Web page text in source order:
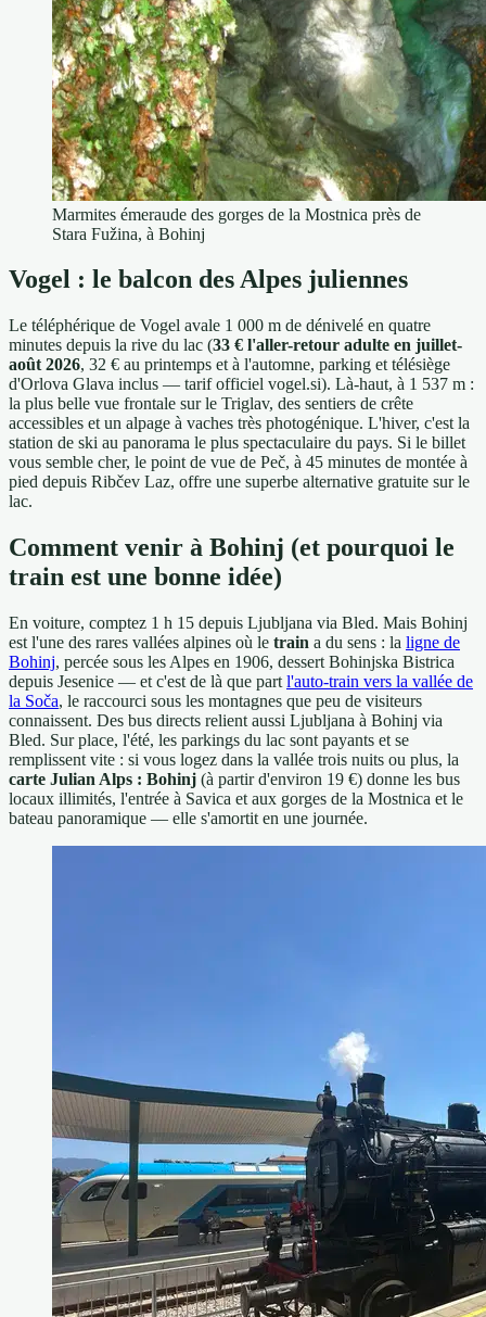
Marmites émeraude des gorges de la Mostnica près de
Stara Fužina, à Bohinj
Vogel : le balcon des Alpes juliennes
Le téléphérique de Vogel avale 1 000 m de dénivelé en quatre
minutes depuis la rive du lac (33 € l'aller-retour adulte en juillet-
août 2026, 32 € au printemps et à l'automne, parking et télésiège
d'Orlova Glava inclus — tarif officiel vogel.si). Là-haut, à 1 537 m :
la plus belle vue frontale sur le Triglav, des sentiers de crête
accessibles et un alpage à vaches très photogénique. L'hiver, c'est la
station de ski au panorama le plus spectaculaire du pays. Si le billet
vous semble cher, le point de vue de Peč, à 45 minutes de montée à
pied depuis Ribčev Laz, offre une superbe alternative gratuite sur le
lac.
Comment venir à Bohinj (et pourquoi le
train est une bonne idée)
En voiture, comptez 1 h 15 depuis Ljubljana via Bled. Mais Bohinj
est l'une des rares vallées alpines où le train a du sens : la ligne de
Bohinj, percée sous les Alpes en 1906, dessert Bohinjska Bistrica
depuis Jesenice — et c'est de là que part l'auto-train vers la vallée de
la Soča, le raccourci sous les montagnes que peu de visiteurs
connaissent. Des bus directs relient aussi Ljubljana à Bohinj via
Bled. Sur place, l'été, les parkings du lac sont payants et se
remplissent vite : si vous logez dans la vallée trois nuits ou plus, la
carte Julian Alps : Bohinj (à partir d'environ 19 €) donne les bus
locaux illimités, l'entrée à Savica et aux gorges de la Mostnica et le
bateau panoramique — elle s'amortit en une journée.